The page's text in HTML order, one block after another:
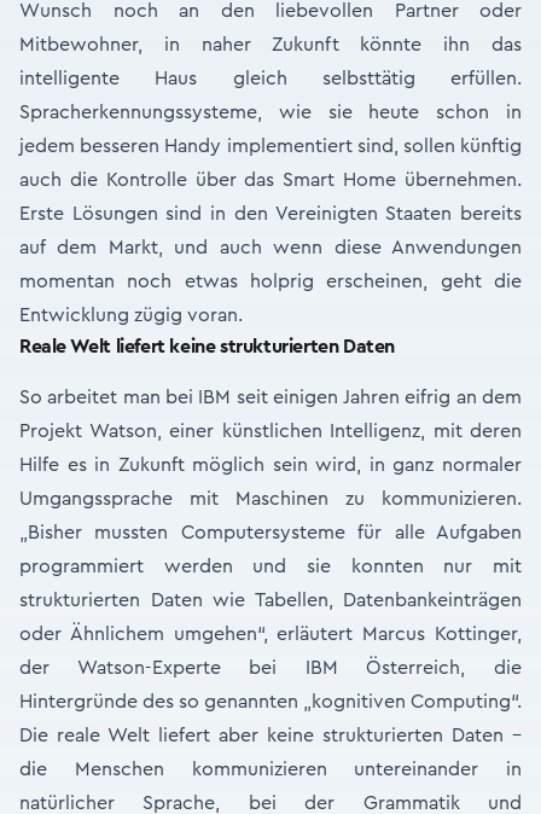
Wunsch noch an den liebevollen Partner oder
Mitbewohner, in naher Zukunft könnte ihn das
intelligente Haus gleich selbsttätig erfüllen.
Spracherkennungssysteme, wie sie heute schon in
jedem besseren Handy implementiert sind, sollen künftig
auch die Kontrolle über das Smart Home übernehmen.
Erste Lösungen sind in den Vereinigten Staaten bereits
auf dem Markt, und auch wenn diese Anwendungen
momentan noch etwas holprig erscheinen, geht die
Entwicklung zügig voran.
Reale Welt liefert keine strukturierten Daten
So arbeitet man bei IBM seit einigen Jahren eifrig an dem
Projekt Watson, einer künstlichen Intelligenz, mit deren
Hilfe es in Zukunft möglich sein wird, in ganz normaler
Umgangssprache mit Maschinen zu kommunizieren.
„Bisher mussten Computersysteme für alle Aufgaben
programmiert werden und sie konnten nur mit
strukturierten Daten wie Tabellen, Datenbankeinträgen
oder Ähnlichem umgehen“, erläutert Marcus Kottinger,
der Watson-Experte bei IBM Österreich, die
Hintergründe des so genannten „kognitiven Computing“.
Die reale Welt liefert aber keine strukturierten Daten –
die Menschen kommunizieren untereinander in
natürlicher Sprache, bei der Grammatik und